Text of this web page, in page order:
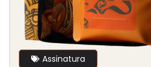
Assinatura